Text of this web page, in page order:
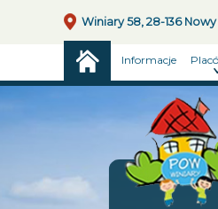
Winiary 58, 28-136
Informacje